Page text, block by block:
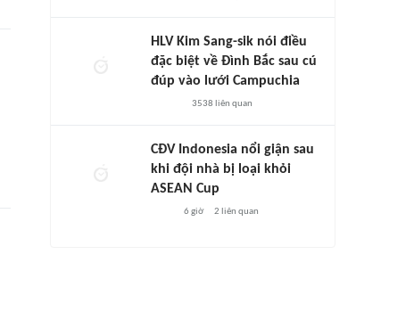
HLV Kim Sang-sik nói điều
đặc biệt về Đình Bắc sau cú
đúp vào lưới Campuchia
3538 liên quan
CĐV Indonesia nổi giận sau
khi đội nhà bị loại khỏi
ASEAN Cup
6 giờ 2 liên quan